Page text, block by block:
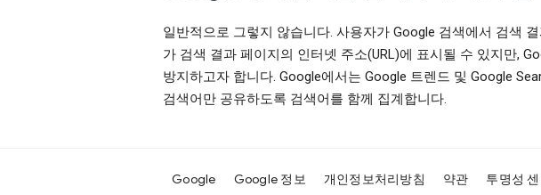
일반적으로 그렇지 않습니다. 사용자가 Google 검색에서 검색
가 검색 결과 페이지의 인터넷 주소(URL)에 표시될 수 있지만,
방지하고자 합니다. Google에서는 Google 트렌드 및 Google
검색어만 공유하도록 검색어를 함께 집계합니다.
Google Google 정보 개인정보처리방침 약관 투명성